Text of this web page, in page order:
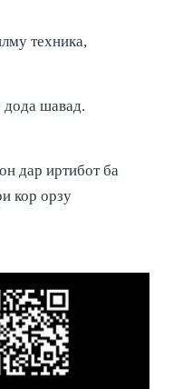
техника,
шавад.
дар иртибот ба
кор орзу